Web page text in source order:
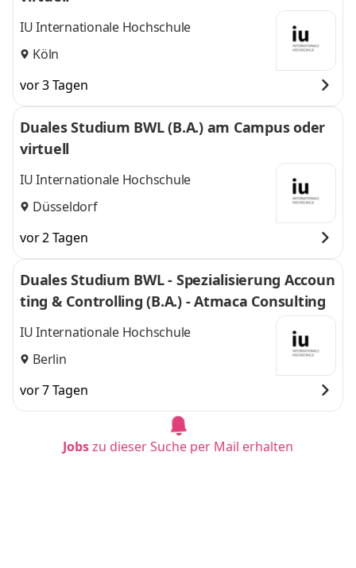
IU Internationale Hochschule
Köln
vor 3 Tagen
Duales Studium BWL (B.A.) am Campus oder
virtuell
IU Internationale Hochschule
Düsseldorf
vor 2 Tagen
Duales Studium BWL - Spezialisierung Accoun
ting & Controlling (B.A.) - Atmaca Consulting
IU Internationale Hochschule
Berlin
vor 7 Tagen
Jobszu dieser Suche per Mail erhalten